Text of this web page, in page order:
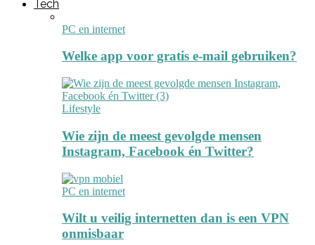
Tech
PC en internet
Welke app voor gratis e-mail gebruiken?
Lifestyle
Wie zijn de meest gevolgde mensen
Instagram, Facebook én Twitter?
PC en internet
Wilt u veilig internetten dan is een VPN
onmisbaar